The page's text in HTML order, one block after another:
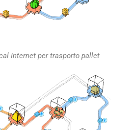
Internet per trasporto pallet